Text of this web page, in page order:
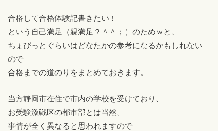
合格して合格体験記書きたい！
という自己満足（親満足？＾＾；）のためｗと、
ちょびっとぐらいはどなたかの参考になるかもしれない
ので
合格までの道のりをまとめておきます。
当方静岡市在住で市内の学校を受けており、
お受験激戦区の都市部とは当然、
事情が全く異なると思われますので